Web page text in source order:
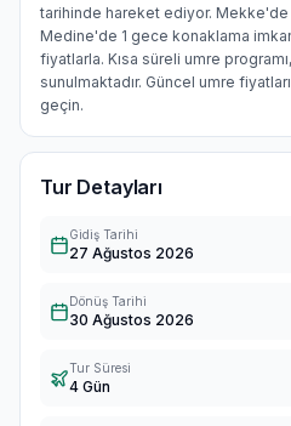
tarihinde hareket ediyor. Mekke'de
Medine'de 1 gece konaklama
fiyatlarla. Kısa süreli umre
sunulmaktadır. Güncel umre
geçin.
Tur Detayları
Gidiş Tarihi
27 Ağustos 2026
Dönüş Tarihi
30 Ağustos 2026
Tur Süresi
4 Gün